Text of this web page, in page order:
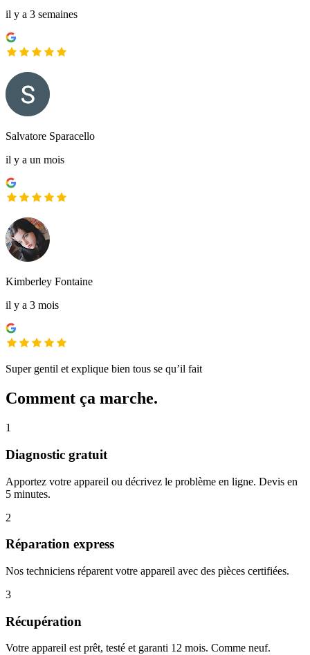
il y a 3 semaines
Salvatore Sparacello
il y a un mois
Kimberley Fontaine
il y a 3 mois
Super gentil et explique bien tous se qu’il fait
Comment ça marche.
1
Diagnostic gratuit
Apportez votre appareil ou décrivez le problème en ligne. Devis en
5 minutes.
2
Réparation express
Nos techniciens réparent votre appareil avec des pièces certifiées.
3
Récupération
Votre appareil est prêt, testé et garanti 12 mois. Comme neuf.